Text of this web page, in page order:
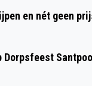
en nét geen